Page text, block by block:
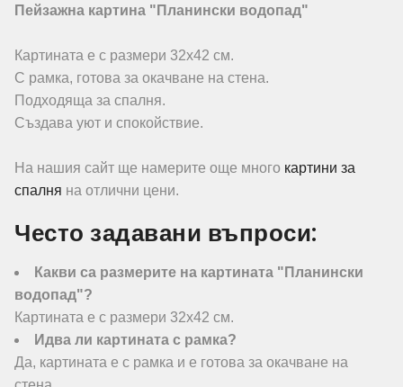
Пейзажна картина "Планински водопад"
Картината е с размери 32х42 см.
С рамка, готова за окачване на стена.
Подходяща за спалня.
Създава уют и спокойствие.
На нашия сайт ще намерите още много картини за
спалня на отлични цени.
Често задавани въпроси:
Какви са размерите на картината "Планински
водопад"?
Картината е с размери 32х42 см.
Идва ли картината с рамка?
Да, картината е с рамка и е готова за окачване на